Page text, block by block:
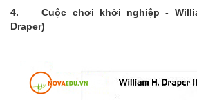
4. Cuộc chơi khởi nghiệp -
Draper)